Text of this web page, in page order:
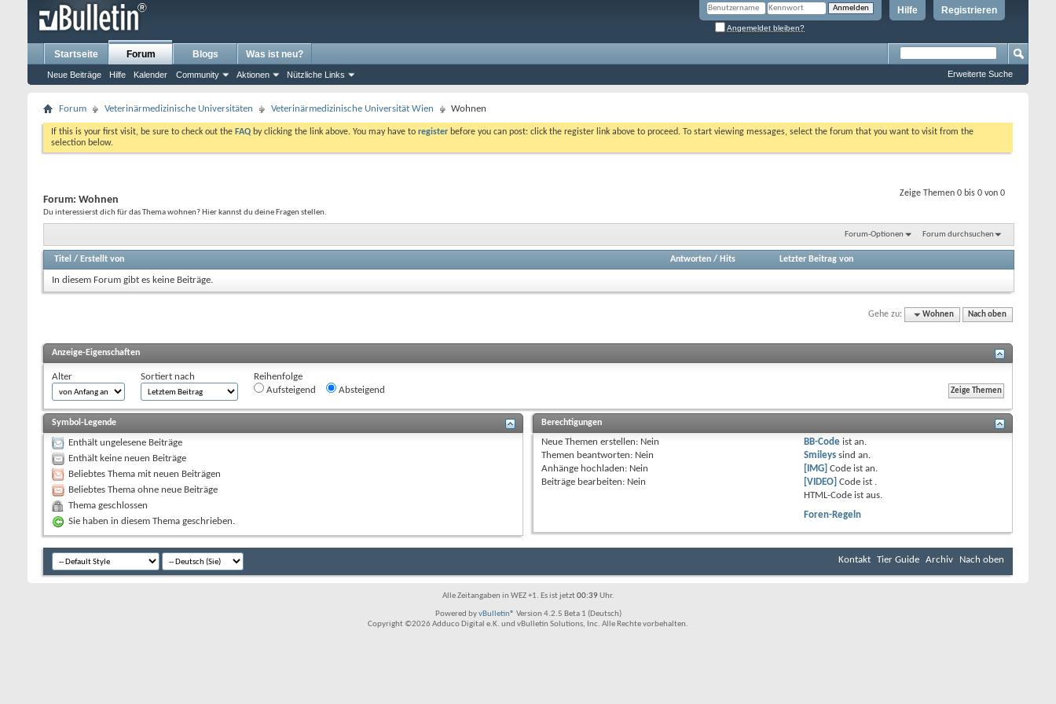
Registrieren
Hilfe
Angemeldet bleiben?
Startseite Forum
Neue Beiträge Hilfe Kalender Community Aktionen Nützliche Links
Blogs Was ist neu?
Erweiterte Suche
Forum Veterinärmedizinische Universitäten Veterinärmedizinische Universität Wien Wohnen
If this is your first visit, be sure to check out the FAQ by clicking the link above. You may have to register before you can post: click the register link above to proceed. To start viewing messages, select the forum that you want to visit from the
selection below.
Zeige Themen 0 bis 0 von 0
Forum: Wohnen
Du interessierst dich für das Thema wohnen? Hier kannst du deine Fragen stellen.
Forum-Optionen Forum durchsuchen
Titel / Erstellt von Antworten/ Hits Letzter Beitrag von
In diesem Forum gibt es keine Beiträge.
Gehe zu: Wohnen Nach oben
Anzeige-Eigenschaften
Alter Sortiert nach
Reihenfolge
Aufsteigend
Absteigend
Symbol-Legende
Enthält ungelesene Beiträge
Enthält keine neuen Beiträge
Beliebtes Thema mit neuen Beiträgen
Beliebtes Thema ohne neue Beiträge
Thema geschlossen
Sie haben in diesem Thema geschrieben.
Berechtigungen
Neue Themen erstellen: Nein
Themen beantworten: Nein
Anhänge hochladen: Nein
Beiträge bearbeiten: Nein
BB-Code istan.
Smileys sindan.
[IMG] Code istan.
[VIDEO] Code ist .
HTML-Code istaus.
Foren-Regeln
Kontakt Tier Guide Archiv Nach oben
Alle Zeitangaben in WEZ +1. Es ist jetzt00:39Uhr.
Powered byvBulletin® Version 4.2.5 Beta 1 (Deutsch)
Copyright ©2026 Adduco Digital e.K. und vBulletin Solutions, Inc. Alle Rechte vorbehalten.